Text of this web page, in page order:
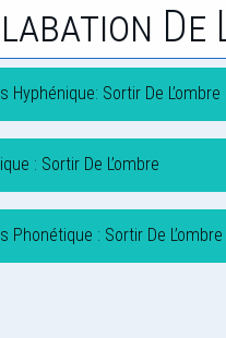
De
Hyphénique: Sortir De L’ombre
: Sortir De L’ombre
Phonétique : Sortir De L’ombre